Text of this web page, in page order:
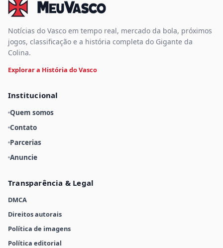
Notícias do Vasco em tempo real, mercado da bola, próximos
jogos, classificação e a história completa do Gigante da
Colina.
Explorar a História do Vasco
Institucional
Quem somos
Contato
Parcerias
Anuncie
Transparência & Legal
DMCA
Direitos autorais
Política de imagens
Política editorial